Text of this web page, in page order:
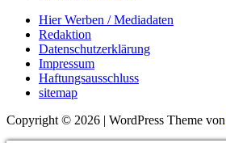
Hier Werben / Mediadaten
Redaktion
Datenschutzerklärung
Impressum
Haftungsausschluss
sitemap
Copyright © 2026 | WordPress Theme von